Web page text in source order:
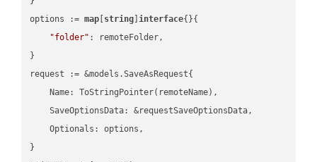
options := map string ]interface{}{
"folder" : remoteFolder,
}
request := &models.SaveAsRequest{
    Name: ToStringPointer(remoteName),
    SaveOptionsData: &requestSaveOptionsData,
    Optionals: options,
}